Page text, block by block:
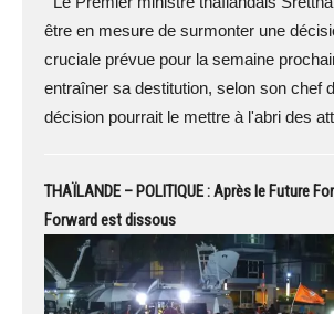
être en mesure de surmonter une
cruciale prévue pour la semaine
entraîner sa destitution, selon son chef
décision pourrait le mettre à l'abri des
THAÏLANDE – POLITIQUE : Après le Future
Forward est dissous